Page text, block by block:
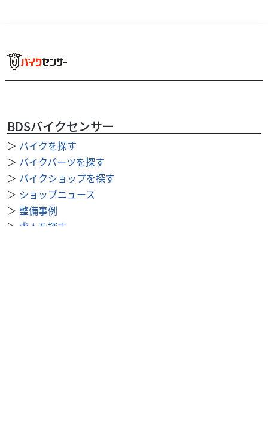
BDSバイクセンサー
＞ バイクを探す
＞ バイクパーツを探す
＞ バイクショップを探す
＞ ショップニュース
＞ 整備事例
＞ 求人を探す